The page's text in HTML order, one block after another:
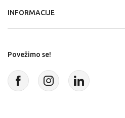
INFORMACIJE
Povežimo se!